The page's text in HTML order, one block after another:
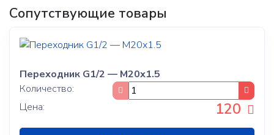
Сопутствующие товары
Переходник G1/2 — М20х1.5
Количество:
Цена:
120